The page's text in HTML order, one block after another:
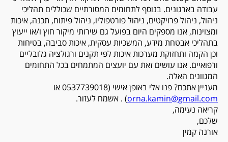
עבודה בארגונים. בנוסף לתחומים המסורתיים שכוללים תהליכי
ניהול, ניהול פרויקטים, ניהול פורטפוליו, ניהול פיתוח, תכנה, איכות
ומצוינות, אנו מספקים היום בפועל גם שירותי מיקור חוץ ו/או ייעוץ
בתהליכי אבטחת מידע, המשכיות עסקית, איכות סביבה, בטיחות
וכן הקמה ותחזוקת מערכות איכות לפי תקנים ורגולציה גלובליים
ורפואיים. אנו עושים זאת עם יועצים המתמחים בכל התחומים
המגוונים האלה.
מעניין אתכם? פנו אלי באופן אישי (0537739018 או
orna.kamin@gmail.com) . אשמח לעזור.
קריאה נעימה,
שלכם,
אורנה קמין